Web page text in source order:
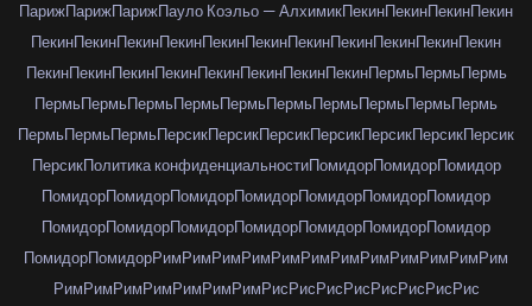
ПарижПарижПарижПауло Коэльо — АлхимикПекинПекинПекинПекин
ПекинПекинПекинПекинПекинПекинПекинПекинПекинПекинПекин
ПекинПекинПекинПекинПекинПекинПекинПекинПермьПермьПермь
ПермьПермьПермьПермьПермьПермьПермьПермьПермьПермь
ПермьПермьПермьПерсикПерсикПерсикПерсикПерсикПерсикПерсик
ПерсикПолитика конфиденциальностиПомидорПомидорПомидор
ПомидорПомидорПомидорПомидорПомидорПомидорПомидор
ПомидорПомидорПомидорПомидорПомидорПомидорПомидор
ПомидорПомидорРимРимРимРимРимРимРимРимРимРимРимРим
РимРимРимРимРимРимРимРисРисРисРисРисРисРисРис